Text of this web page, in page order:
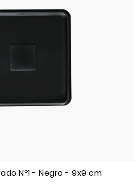
Nº1 - Negro - 9x9 cm